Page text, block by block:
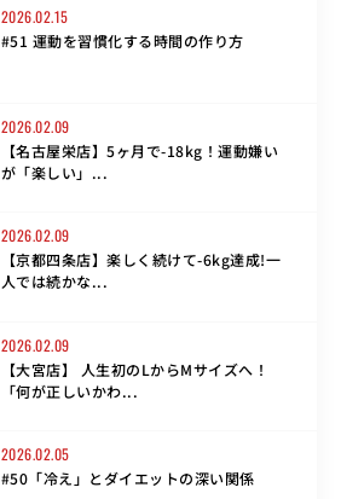
2026.02.15
#51 運動を習慣化する時間の作り方
2026.02.09
【名古屋栄店】5ヶ月で-18kg！運動嫌い
が「楽しい」...
2026.02.09
【京都四条店】楽しく続けて-6kg達成!一
人では続かな...
2026.02.09
【大宮店】 人生初のLからMサイズへ！
「何が正しいかわ...
2026.02.05
#50「冷え」とダイエットの深い関係